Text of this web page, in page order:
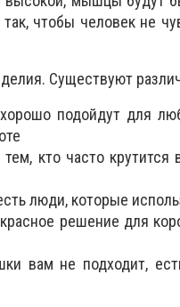
чтобы человек не
Существуют
подойдут для
кто часто крутится
люди, которые
решение для
вам не подходит,